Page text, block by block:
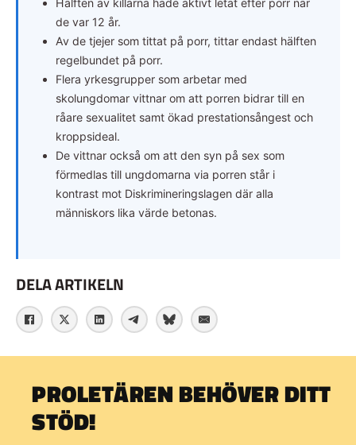
Hälften av killarna hade aktivt letat efter porr när
de var 12 år.
Av de tjejer som tittat på porr, tittar endast hälften
regelbundet på porr.
Flera yrkesgrupper som arbetar med
skolungdomar vittnar om att porren bidrar till en
råare sexualitet samt ökad prestationsångest och
kroppsideal.
De vittnar också om att den syn på sex som
förmedlas till ungdomarna via porren står i
kontrast mot Diskrimineringslagen där alla
människors lika värde betonas.
DELA ARTIKELN
PROLETÄREN BEHÖVER DITT
STÖD!